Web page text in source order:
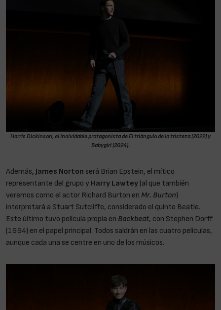
Harris Dickinson, el inolvidable protagonista de El triángulo de la tristeza (2022) y
Babygirl (2024).
Además, James Norton será Brian Epstein, el mítico
representante del grupo y Harry Lawtey (al que también
veremos como el actor Richard Burton en Mr. Burton)
interpretará a Stuart Sutcliffe, considerado el quinto Beatle.
Este último tuvo película propia en Backbeat, con Stephen Dorff
(1994) en el papel principal. Todos saldrán en las cuatro películas,
aunque cada una se centre en uno de los músicos.